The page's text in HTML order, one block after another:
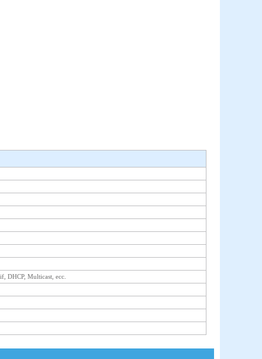
DHCP, Multicast, ecc.